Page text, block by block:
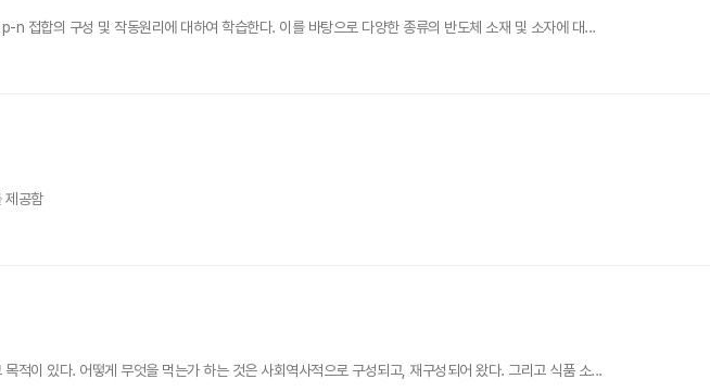
n 접합의 구성 및 작동원리에 대하여 학습한다. 이를 바탕으로 다양한 종류의 반도체 소재 및 소자에 대...
제공함
적이 있다. 어떻게 무엇을 먹는가 하는 것은 사회역사적으로 구성되고, 재구성되어 왔다. 그리고 식품 소...